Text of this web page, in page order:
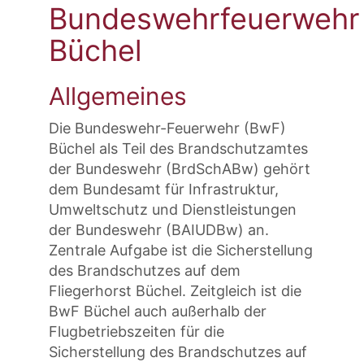
Bundeswehrfeuerwehr
Büchel
Allgemeines
Die Bundeswehr-Feuerwehr (BwF)
Büchel als Teil des Brandschutzamtes
der Bundeswehr (BrdSchABw) gehört
dem Bundesamt für Infrastruktur,
Umweltschutz und Dienstleistungen
der Bundeswehr (BAIUDBw) an.
Zentrale Aufgabe ist die Sicherstellung
des Brandschutzes auf dem
Fliegerhorst Büchel. Zeitgleich ist die
BwF Büchel auch außerhalb der
Flugbetriebszeiten für die
Sicherstellung des Brandschutzes auf